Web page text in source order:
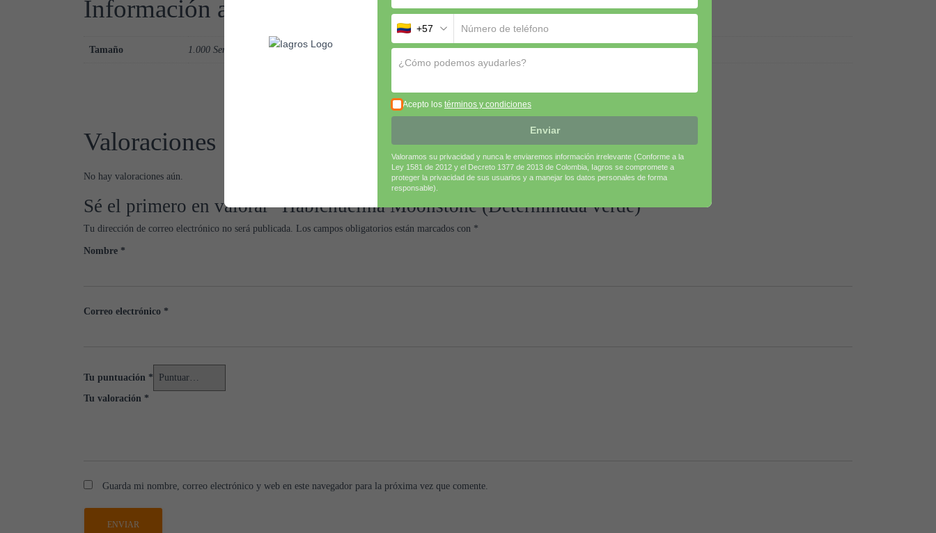
Información adicional
Tamaño 1.000 Semillas
Valoraciones
No hay valoraciones aún.
Sé el primero en valorar “Habichuelina Moonstone (Determinada verde)”
Tu dirección de correo electrónico no será publicada. Los campos obligatorios están marcados con *
Nombre *
Correo electrónico *
Tu puntuación *
Tu valoración *
Guarda mi nombre, correo electrónico y web en este navegador para la próxima vez que comente.
+57
Acepto los términos y condiciones
Enviar
Valoramos su privacidad y nunca le enviaremos información irrelevante (Conforme a la
Ley 1581 de 2012 y el Decreto 1377 de 2013 de Colombia, Iagros se compromete a
proteger la privacidad de sus usuarios y a manejar los datos personales de forma
responsable).